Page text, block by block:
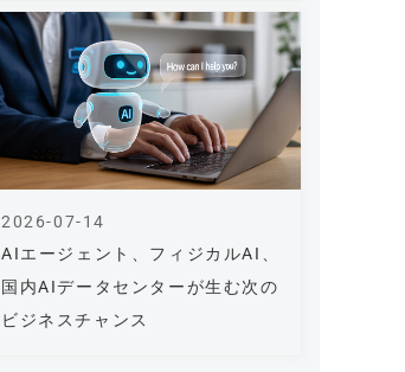
AIエージェント、フィジカルAI、
国内AIデータセンターが生む次の
ビジネスチャンス
2026-07-14